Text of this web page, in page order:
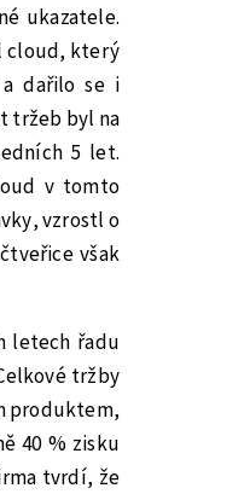
ukazatele.
cloud, který
dařilo se i
tržeb byl na
5 let.
v tomto
vzrostl o
však
letech řadu
tržby
produktem,
40 % zisku
tvrdí, že